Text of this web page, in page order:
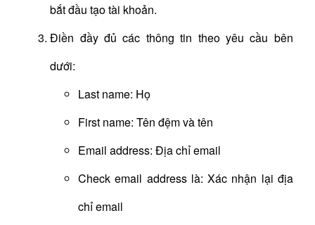
bắt đầu tạo tài khoản.
Điền đầy đủ các thông tin theo yêu cầu bên
dưới:
Last name: Họ
First name: Tên đệm và tên
Email address: Địa chỉ email
Check email address là: Xác nhận lại địa
chỉ email